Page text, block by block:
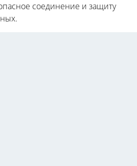
соединение и защиту